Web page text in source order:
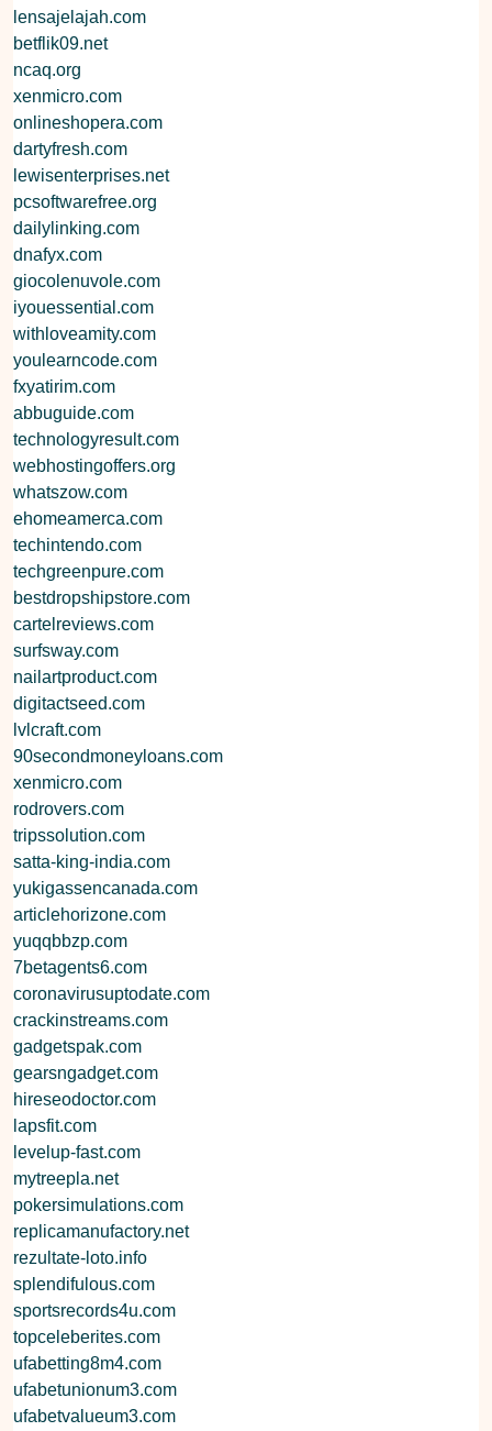
lensajelajah.com
betflik09.net
ncaq.org
xenmicro.com
onlineshopera.com
dartyfresh.com
lewisenterprises.net
pcsoftwarefree.org
dailylinking.com
dnafyx.com
giocolenuvole.com
iyouessential.com
withloveamity.com
youlearncode.com
fxyatirim.com
abbuguide.com
technologyresult.com
webhostingoffers.org
whatszow.com
ehomeamerca.com
techintendo.com
techgreenpure.com
bestdropshipstore.com
cartelreviews.com
surfsway.com
nailartproduct.com
digitactseed.com
lvlcraft.com
90secondmoneyloans.com
xenmicro.com
rodrovers.com
tripssolution.com
satta-king-india.com
yukigassencanada.com
articlehorizone.com
yuqqbbzp.com
7betagents6.com
coronavirusuptodate.com
crackinstreams.com
gadgetspak.com
gearsngadget.com
hireseodoctor.com
lapsfit.com
levelup-fast.com
mytreepla.net
pokersimulations.com
replicamanufactory.net
rezultate-loto.info
splendifulous.com
sportsrecords4u.com
topceleberites.com
ufabetting8m4.com
ufabetunionum3.com
ufabetvalueum3.com